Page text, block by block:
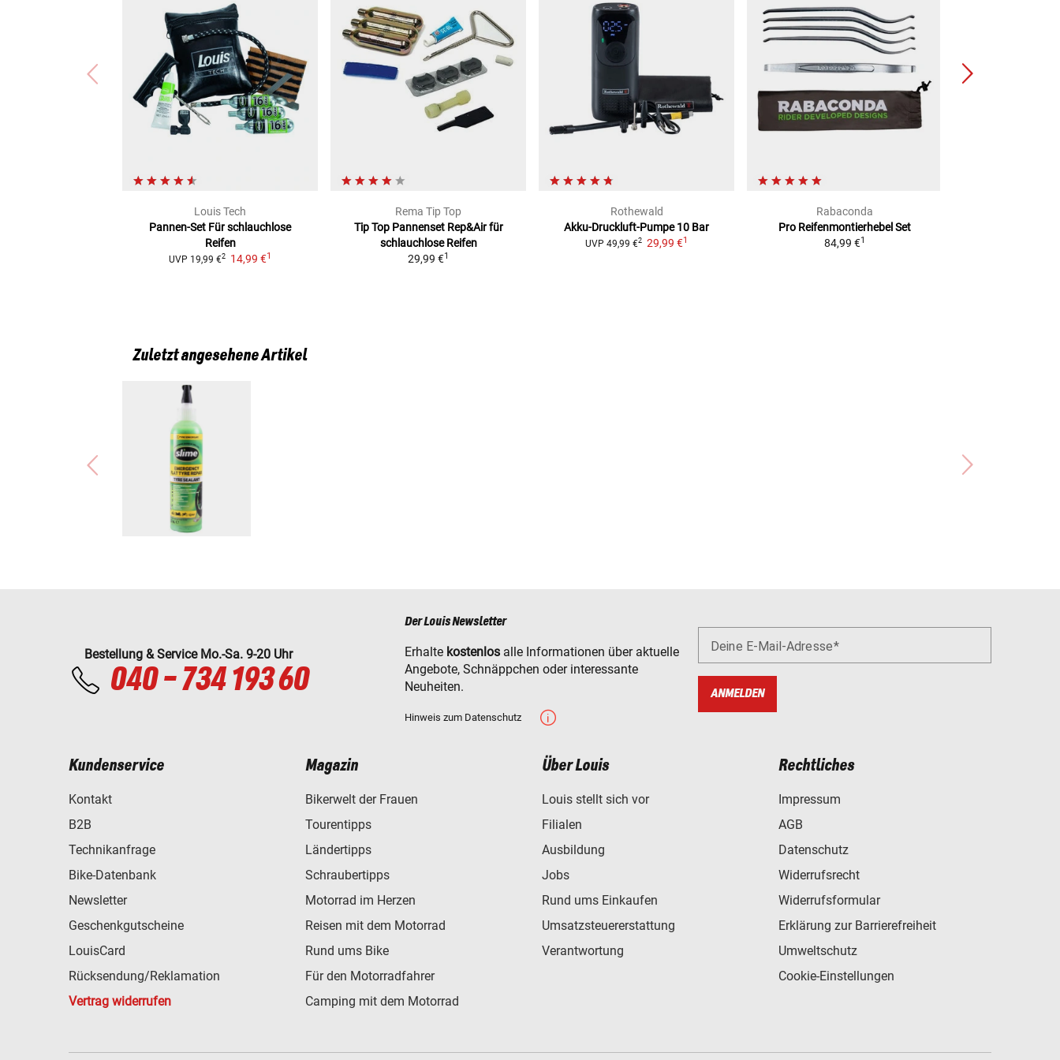
Louis Tech
Pannen-Set Für schlauchlose
Reifen
UVP 19,99 €2 14,99 €1
Rema Tip Top
Tip Top Pannenset Rep&Air für
schlauchlose Reifen
29,99 €1
Rothewald
Akku-Druckluft-Pumpe 10 Bar
UVP 49,99 €2 29,99 €1
Rabaconda
Pro Reifenmontierhebel Set
84,99 €1
Zuletzt angesehene Artikel
Bestellung & Service Mo.-Sa. 9-20 Uhr
040 - 734 193 60
Der Louis Newsletter
Erhalte kostenlos alle Informationen über aktuelle
Angebote, Schnäppchen oder interessante
Neuheiten.
Hinweis zum Datenschutz
Deine E-Mail-Adresse
ANMELDEN
Kundenservice
Kontakt
B2B
Technikanfrage
Bike-Datenbank
Newsletter
Geschenkgutscheine
LouisCard
Rücksendung/Reklamation
Vertrag widerrufen
Magazin
Bikerwelt der Frauen
Tourentipps
Ländertipps
Schraubertipps
Motorrad im Herzen
Reisen mit dem Motorrad
Rund ums Bike
Für den Motorradfahrer
Camping mit dem Motorrad
Über Louis
Louis stellt sich vor
Filialen
Ausbildung
Jobs
Rund ums Einkaufen
Umsatzsteuererstattung
Verantwortung
Rechtliches
Impressum
AGB
Datenschutz
Widerrufsrecht
Widerrufsformular
Erklärung zur Barrierefreiheit
Umweltschutz
Cookie-Einstellungen